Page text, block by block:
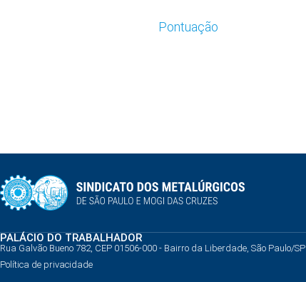
Pontuação
PALÁCIO DO TRABALHADOR
Rua Galvão Bueno 782, CEP 01506-000 - Bairro da Liberdade, São Paulo/SP
Política de privacidade